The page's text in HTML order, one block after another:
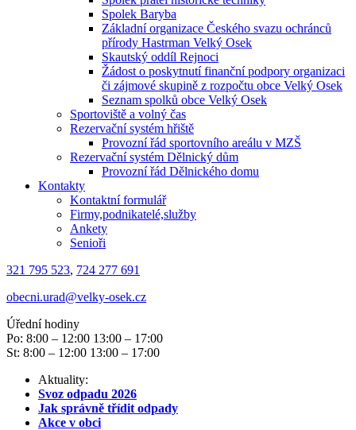
Spolek Baryba
Základní organizace Českého svazu ochránců
přírody Hastrman Velký Osek
Skautský oddíl Rejnoci
Žádost o poskytnutí finanční podpory organizaci
či zájmové skupině z rozpočtu obce Velký Osek
Seznam spolků obce Velký Osek
Sportoviště a volný čas
Rezervační systém hřiště
Provozní řád sportovního areálu v MZŠ
Rezervační systém Dělnický dům
Provozní řád Dělnického domu
Kontakty
Kontaktní formulář
Firmy,podnikatelé,služby
Ankety
Senioři
321 795 523, 724 277 691
obecni.urad@velky-osek.cz
Úřední hodiny
Po: 8:00 – 12:00 13:00 – 17:00
St: 8:00 – 12:00 13:00 – 17:00
Aktuality:
Svoz odpadu 2026
Jak správně třídit odpady
Akce v obci